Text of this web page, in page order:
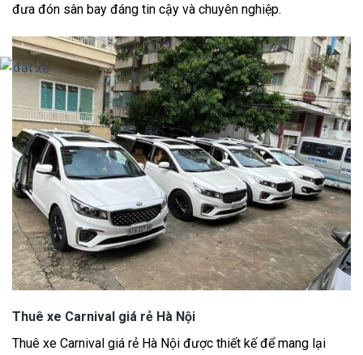
đưa đón sân bay đáng tin cậy và chuyên nghiệp.
Thuê xe Carnival giá rẻ Hà Nội
Thuê xe Carnival giá rẻ Hà Nội được thiết kế để mang lại